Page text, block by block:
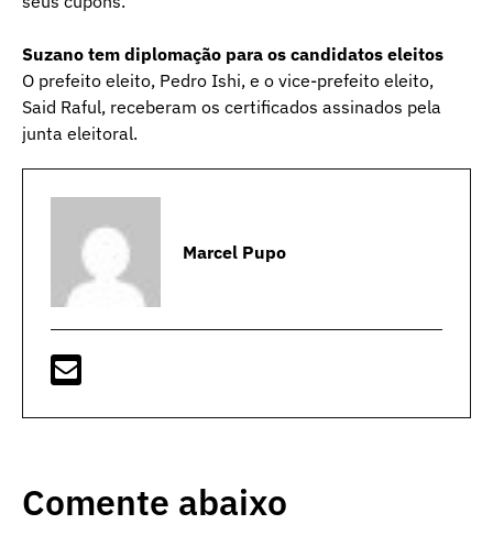
Suzano tem diplomação para os candidatos eleitos
O prefeito eleito, Pedro Ishi, e o vice-prefeito eleito,
Said Raful, receberam os certificados assinados pela
junta eleitoral.
Marcel Pupo
Comente abaixo